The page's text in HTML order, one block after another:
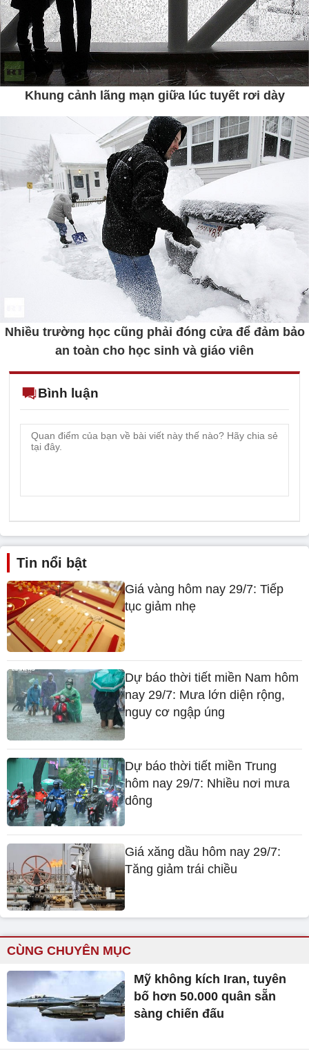
Khung cảnh lãng mạn giữa lúc tuyết rơi dày
Nhiều trường học cũng phải đóng cửa để đảm bảo
an toàn cho học sinh và giáo viên
Bình luận
Tin nổi bật
Giá vàng hôm nay 29/7: Tiếp
tục giảm nhẹ
Dự báo thời tiết miền Nam hôm
nay 29/7: Mưa lớn diện rộng,
nguy cơ ngập úng
Dự báo thời tiết miền Trung
hôm nay 29/7: Nhiều nơi mưa
dông
Giá xăng dầu hôm nay 29/7:
Tăng giảm trái chiều
CÙNG CHUYÊN MỤC
Mỹ không kích Iran, tuyên
bố hơn 50.000 quân sẵn
sàng chiến đấu